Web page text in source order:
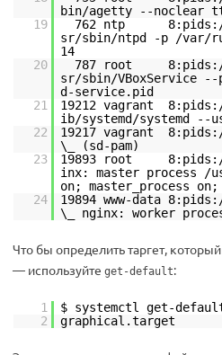
bin/agetty --noclear
19
762 ntp 8:pids:/
sr/sbin/ntpd -p /var/
14
20
787 root 8:pids:/
sr/sbin/VBoxService
d-service.pid
21
19212 vagrant
ib/systemd/systemd --
22
19217 vagrant
\_ (sd-pam)
23
19893 root 8:pids:/
inx: master process /
on; master_process on;
24
19894 www-data
\_ nginx: worker
Что бы определить таргет,
— используйте get-default:
1
$ systemctl get-
2
graphical.target